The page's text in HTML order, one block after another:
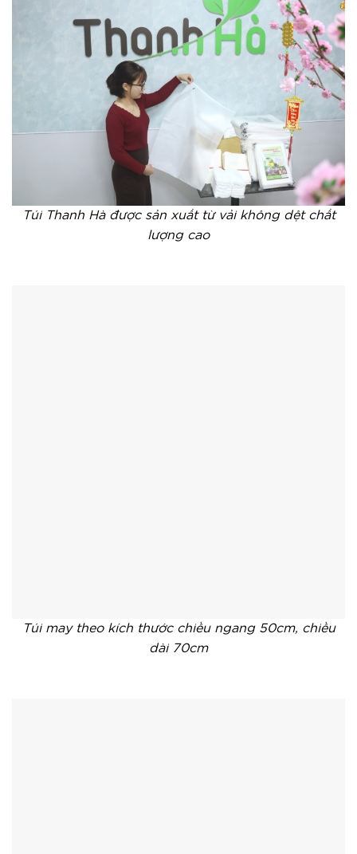
Túi Thanh Hà được sản xuất từ vải không dệt chất
lượng cao
Túi may theo kích thước chiều ngang 50cm, chiều
dài 70cm